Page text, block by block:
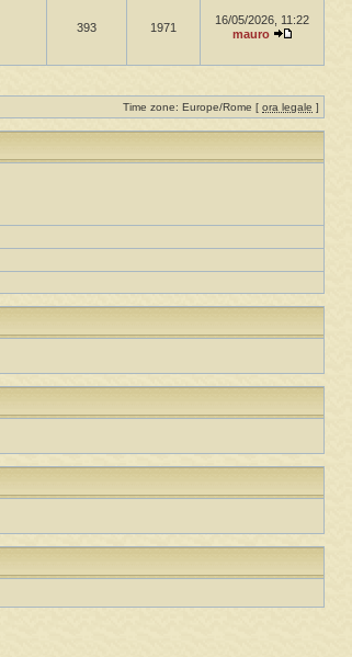
393 1971
16/05/2026, 11:22
mauro
Time zone: Europe/Rome [ ora legale ]